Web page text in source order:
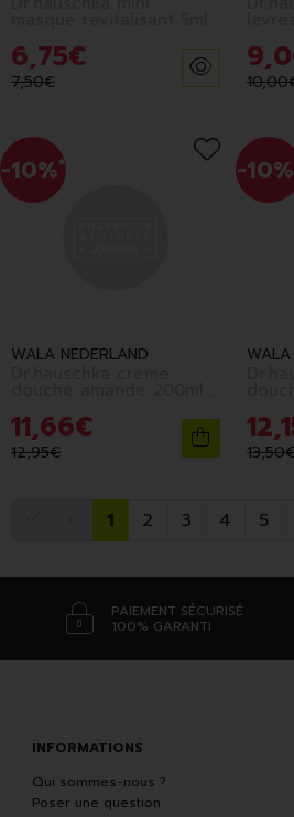
6,75€
7,50€
9,
10,00
-10%*
WALA NEDERLAND
11,66€
12,95€
-10%
WALA
12,
13,50
1 2 3 4 5
PAIEMENT SÉCURISÉ
100% GARANTI
INFORMATIONS
Qui sommes-nous ?
Poser une question